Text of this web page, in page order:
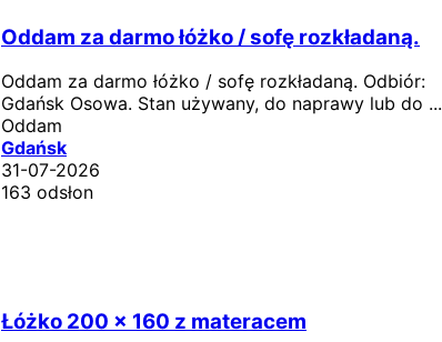
Oddam za darmo łóżko / sofę rozkładaną.
Oddam za darmo łóżko / sofę rozkładaną. Odbiór:
Gdańsk Osowa. Stan używany, do naprawy lub do ...
Oddam
Gdańsk
31-07-2026
163 odsłon
Łóżko 200 x 160 z materacem